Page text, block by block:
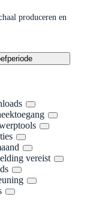
produceren en
vereist